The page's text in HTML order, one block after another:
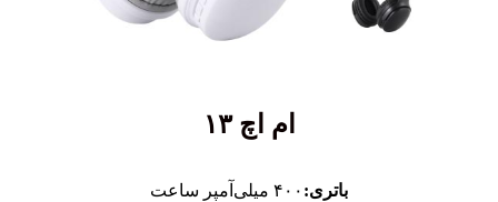
ام اچ ۱۳
باتری: ۴۰۰ میلی‌آمپر ساعت